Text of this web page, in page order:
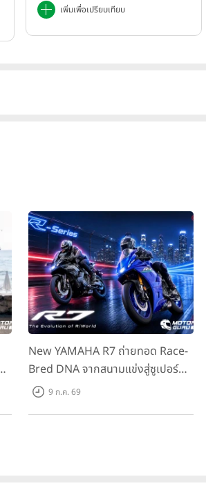
เพิ่มเพื่อเปรียบเทียบ
New YAMAHA R7 ถ่ายทอด Race-
Bred DNA จากสนามแข่งสู่ซูเปอร์
สปอร์ตคลาสกลางที่เข้าถึงได้จริง ใน
9 ก.ค. 69